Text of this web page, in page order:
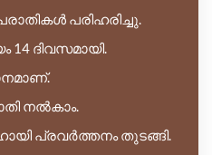
പരിഹരിച്ചു.
14 ദിവസമായി.
നൽകാം.
പ്രവർത്തനം തുടങ്ങി.